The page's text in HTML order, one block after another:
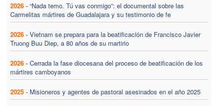
2026 - “Nada temo. Tú vas conmigo”: el documental sobre las
Carmelitas mártires de Guadalajara y su testimonio de fe
2026 - Vietnam se prepara para la beatificación de Francisco Javier
Truong Buu Diep, a 80 años de su martirio
2026 - Cerrada la fase diocesana del proceso de beatificación de los
mártires camboyanos
2025 - Misioneros y agentes de pastoral asesinados en el año 2025